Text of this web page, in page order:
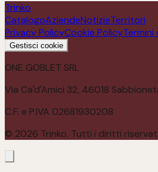
Trinko
CatalogoAziendeNotizieTerritori
Privacy PolicyCookie PolicyTermini
Gestisci cookie
ONE GOBLET SRL
Via Ca'd'Amici 32, 46018
C.F. e P.IVA 02681930208
© 2026 Trinko. Tutti i diritti